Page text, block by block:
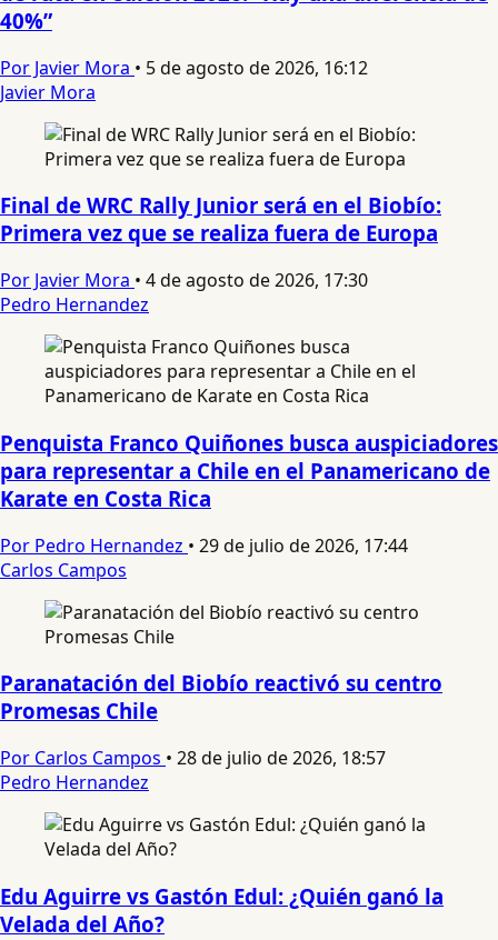
40%”
Por Javier Mora • 5 de agosto de 2026, 16:12
Javier Mora
Final de WRC Rally Junior será en el Biobío:
Primera vez que se realiza fuera de Europa
Por Javier Mora • 4 de agosto de 2026, 17:30
Pedro Hernandez
Penquista Franco Quiñones busca auspiciadores
para representar a Chile en el Panamericano de
Karate en Costa Rica
Por Pedro Hernandez • 29 de julio de 2026, 17:44
Carlos Campos
Paranatación del Biobío reactivó su centro
Promesas Chile
Por Carlos Campos • 28 de julio de 2026, 18:57
Pedro Hernandez
Edu Aguirre vs Gastón Edul: ¿Quién ganó la
Velada del Año?